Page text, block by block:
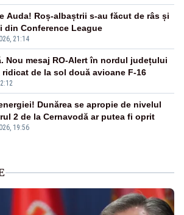
21:14
Auda! Roș-albaștrii s-au făcut de râs și
din Conference League
Nou mesaj RO-Alert în nordul județului
ridicat de la sol două avioane F-16
19:56
Dunărea se apropie de nivelul
2 de la Cernavodă ar putea fi oprit